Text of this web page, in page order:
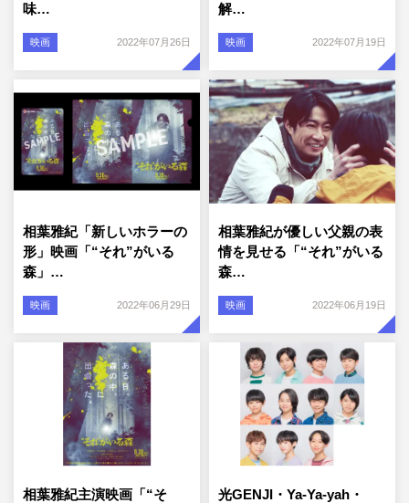
味…
映画 2022年07月26日
解…
映画 2022年07月19日
相葉雅紀「新しいホラーの
形」映画「“それ”がいる
森」…
映画 2022年06月29日
相葉雅紀が優しい父親の表
情を見せる「“それ”がいる
森…
映画 2022年06月19日
相葉雅紀主演映画「“そ
光GENJI・Ya-Ya-yah・